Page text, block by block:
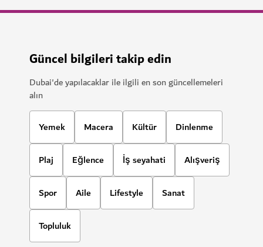
Güncel bilgileri takip edin
Dubai'de yapılacaklar ile ilgili en son güncellemeleri
alın
Yemek Macera Kültür Dinlenme
Plaj Eğlence İş seyahati Alışveriş
Spor Aile Lifestyle Sanat
Topluluk